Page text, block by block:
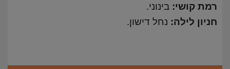
רמת קושי: בינוני.
חניון לילה: נחל דישון.